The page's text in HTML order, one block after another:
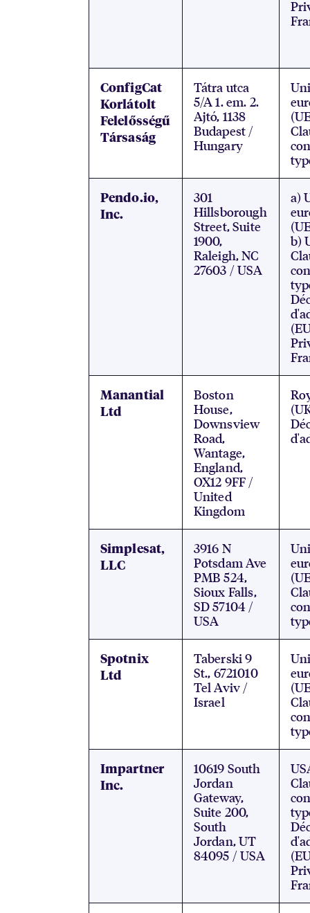
ConfigCat
Korlátolt
Felelősségű
Társaság
Tátra utca
5/A 1. em. 2.
Ajtó, 1138
Budapest /
Hungary
Pendo.io,
Inc.
301
Hillsborough
Street, Suite
1900,
Raleigh, NC
27603 / USA
a)
b)
Manantial
Ltd
Boston
House,
Downsview
Road,
Wantage,
England,
OX12 9FF /
United
Kingdom
Simplesat,
LLC
3916 N
Potsdam Ave
PMB 524,
Sioux Falls,
SD 57104 /
USA
Spotnix
Ltd
Taberski 9
St., 6721010
Tel Aviv /
Israel
Impartner
Inc.
10619 South
Jordan
Gateway,
Suite 200,
South
Jordan, UT
84095 / USA